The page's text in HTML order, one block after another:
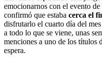
emocionarnos con el evento
confirmó que estaba cerca el
disfrutarlo el cuarto día del
a todo lo que se viene, unas
menciones a uno de los títulos
espera.